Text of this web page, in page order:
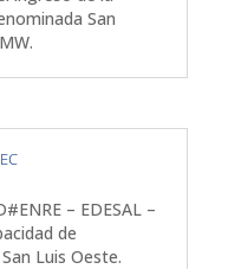
San
– EDESAL –
de
Luis Oeste.